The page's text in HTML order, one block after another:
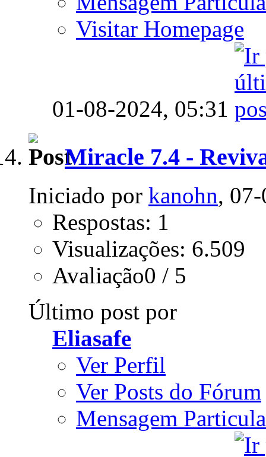
Visitar Homepage
01-08-2024, 05:31
Miracle 7.4 -
Iniciado por kanohn,
Respostas: 1
Visualizações: 6.509
Avaliação0 / 5
Último post por
Eliasafe
Ver Perfil
Ver Posts do Fórum
Mensagem